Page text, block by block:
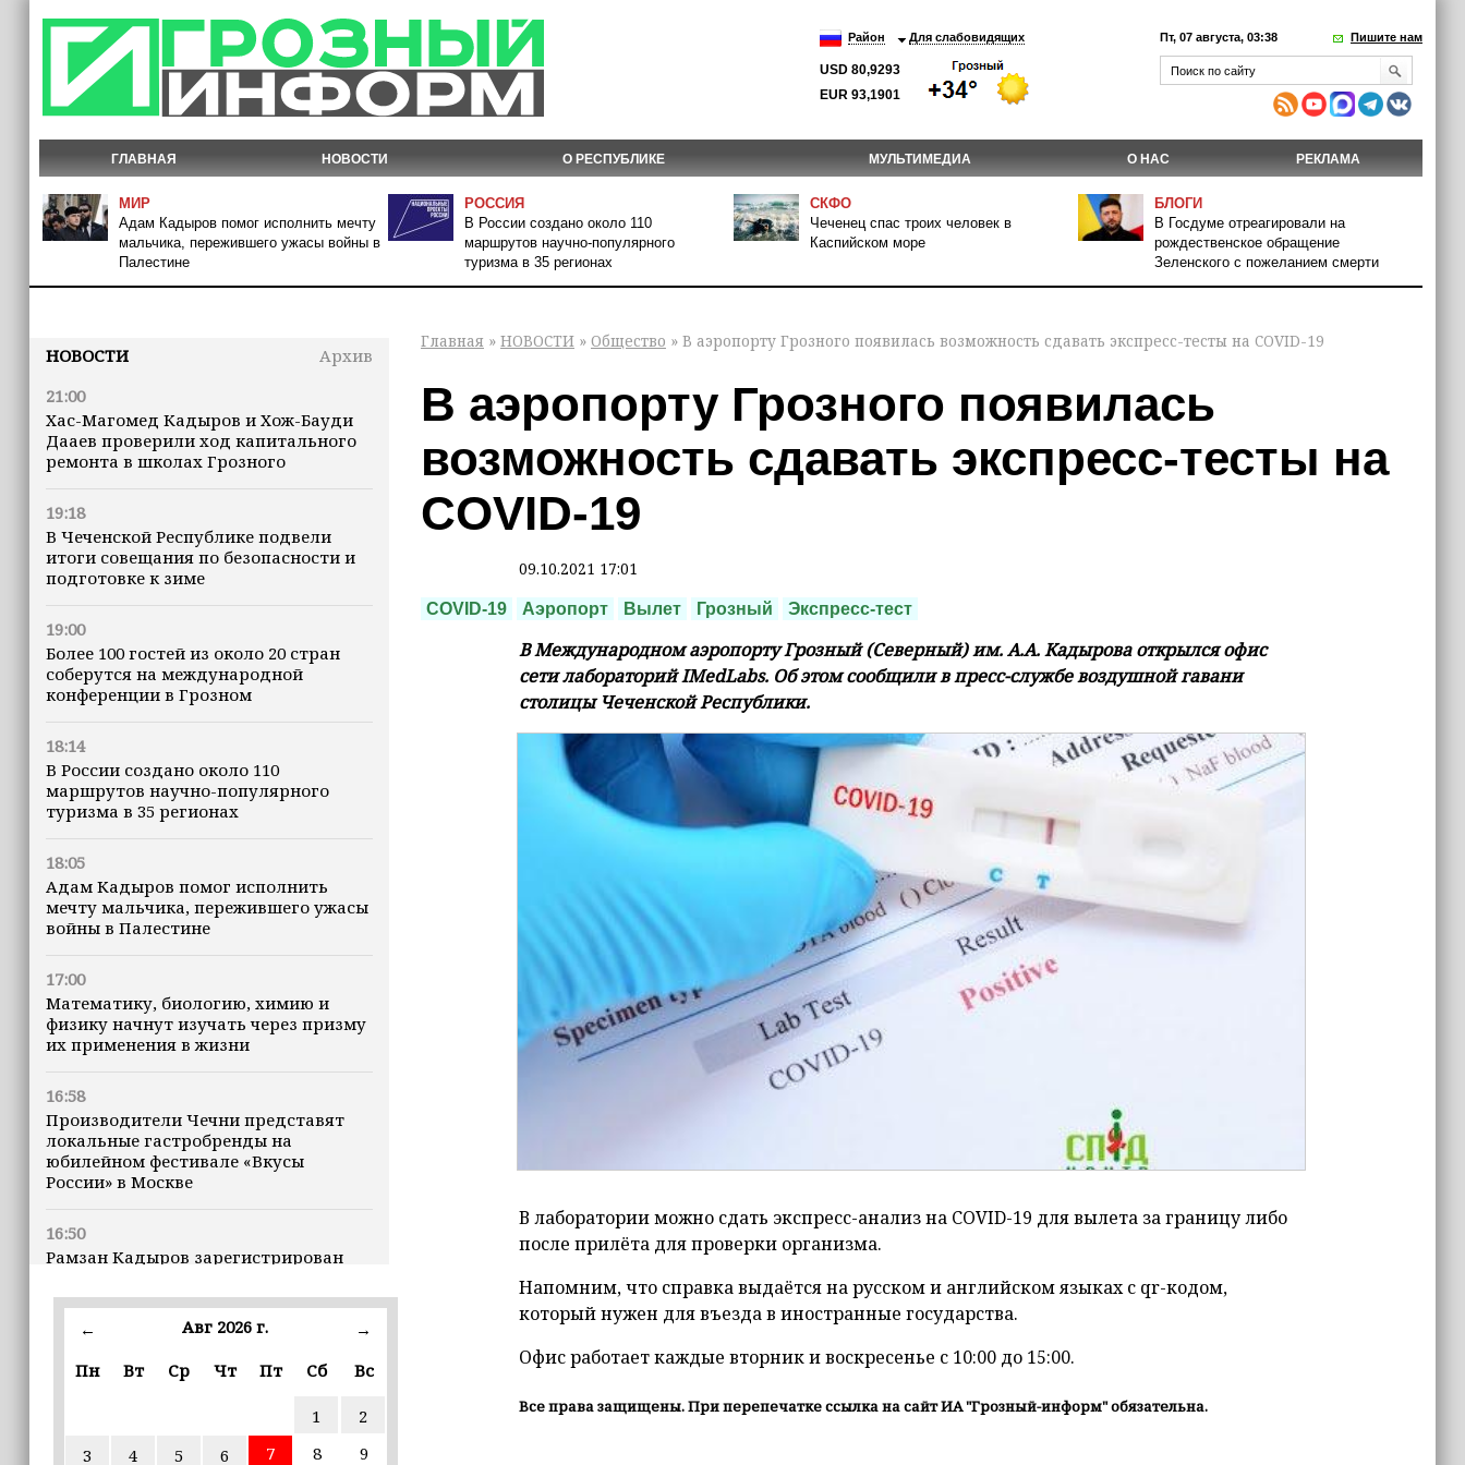
Район Для слабовидящих
USD 80,9293
EUR 93,1901
Пт, 07 августа, 03:38 Пишите нам
ГЛАВНАЯ НОВОСТИ О РЕСПУБЛИКЕ МУЛЬТИМЕДИА О НАС РЕКЛАМА
МИР
Адам Кадыров помог исполнить мечту
мальчика, пережившего ужасы войны в
Палестине
РОССИЯ
В России создано около 110
маршрутов научно-популярного
туризма в 35 регионах
СКФО
Чеченец спас троих человек в
Каспийском море
БЛОГИ
В Госдуме отреагировали на
рождественское обращение
Зеленского с пожеланием смерти
НОВОСТИ
Архив
21:00
Хас-Магомед Кадыров и Хож-Бауди
Дааев проверили ход капитального
ремонта в школах Грозного
19:18
В Чеченской Республике подвели
итоги совещания по безопасности и
подготовке к зиме
19:00
Более 100 гостей из около 20 стран
соберутся на международной
конференции в Грозном
18:14
В России создано около 110
маршрутов научно-популярного
туризма в 35 регионах
18:05
Адам Кадыров помог исполнить
мечту мальчика, пережившего ужасы
войны в Палестине
17:00
Математику, биологию, химию и
физику начнут изучать через призму
их применения в жизни
16:58
Производители Чечни представят
локальные гастробренды на
юбилейном фестивале «Вкусы
России» в Москве
16:50
Рамзан Кадыров зарегистрирован
16:47
землетрясения, рассказала
16:12
← Авг 2026 г.
→
Пн
Вт Ср Чт Пт Сб Вс
1
2
3
4 5 6 7 8
9
Главная » НОВОСТИ » Общество » В аэропорту Грозного появилась возможность сдавать экспресс-тесты на COVID-19
В аэропорту Грозного появилась
возможность сдавать экспресс-тесты на
COVID-19
09.10.2021 17:01
COVID-19 Аэропорт Вылет Грозный Экспресс-тест
В Международном аэропорту Грозный (Северный) им. А.А. Кадырова открылся офис
сети лабораторий IMedLabs. Об этом сообщили в пресс-службе воздушной гавани
столицы Чеченской Республики.
В лаборатории можно сдать экспресс-анализ на COVID-19 для вылета за границу либо
после прилёта для проверки организма.
Напомним, что справка выдаётся на русском и английском языках с qr-кодом,
который нужен для въезда в иностранные государства.
Офис работает каждые вторник и воскресенье с 10:00 до 15:00.
Все права защищены. При перепечатке ссылка на сайт ИА "Грозный-информ" обязательна.